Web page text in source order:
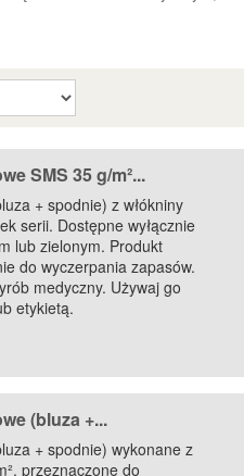
SMS 35 g/m²...
+ spodnie) z włókniny
serii. Dostępne wyłącznie
lub zielonym. Produkt
do wyczerpania zapasów.
medyczny. Używaj go
etykietą.
(bluza +...
+ spodnie) wykonane z
przeznaczone do